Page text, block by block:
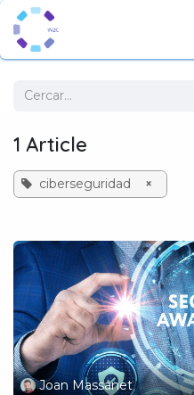
Skip to Content
1 Article
ciberseguridad ×
Joan Massanet